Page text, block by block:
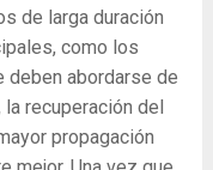
de larga duración
como los
deben abordarse de
recuperación del
propagación